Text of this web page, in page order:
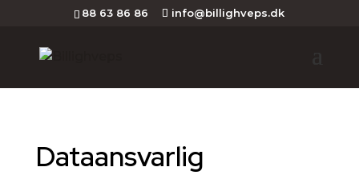
88 63 86 86 info@billighveps.dk
Dataansvarlig